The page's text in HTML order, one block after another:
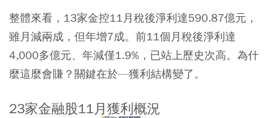
整體來看，13家金控11月稅後淨利達590.87億元，
雖月減兩成，但年增7成。前11個月稅後淨利達
4,000多億元、年減僅1.9%，已站上歷史次高。為什
麼這麼會賺？關鍵在於—獲利結構變了。
23家金融股11月獲利概況